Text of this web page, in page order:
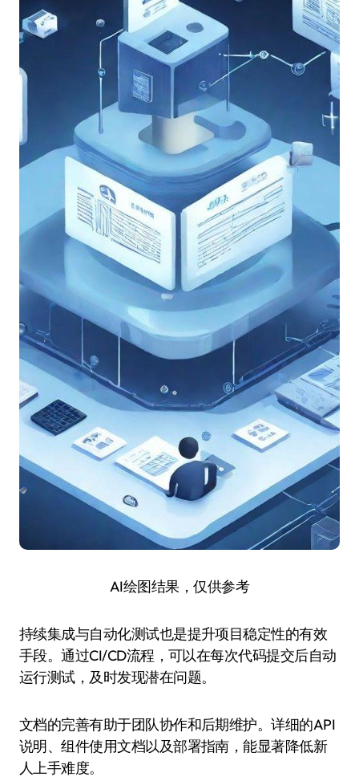
AI绘图结果，仅供参考
持续集成与自动化测试也是提升项目稳定性的有效
手段。通过CI/CD流程，可以在每次代码提交后自动
运行测试，及时发现潜在问题。
文档的完善有助于团队协作和后期维护。详细的API
说明、组件使用文档以及部署指南，能显著降低新
人上手难度。